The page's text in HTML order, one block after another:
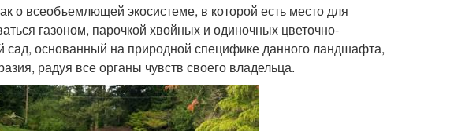
о всеобъемлющей экосистеме, в которой есть место для
газоном, парочкой хвойных и одиночных цветочно-
основанный на природной специфике данного ландшафта,
радуя все органы чувств своего владельца.